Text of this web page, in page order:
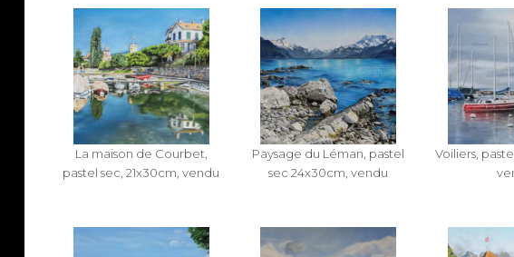
La maison de Courbet,
pastel sec, 21x30cm, vendu
Paysage du Léman, pastel
sec 24x30cm, vendu
Voiliers,